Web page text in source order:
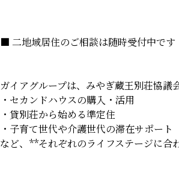
■ 二地域居住のご相談は随時受付中です
ガイアグループは、みやぎ蔵王別荘協議
・セカンドハウスの購入・活用
・貸別荘から始める準定住
・子育て世代や介護世代の滞在サポート
など、**それぞれのライフステージに合